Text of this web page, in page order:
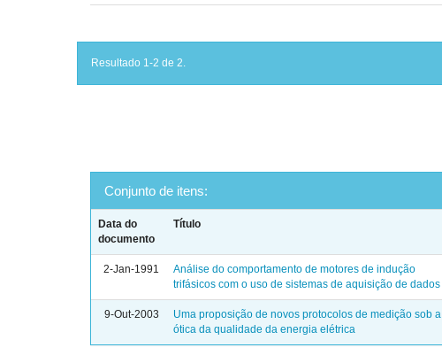
Resultado 1-2 de 2.
Conjunto de itens:
Data do
documento
Título
2-Jan-1991
Análise do comportamento de motores de indução
trifásicos com o uso de sistemas de aquisição de dados
9-Out-2003
Uma proposição de novos protocolos de medição sob a
ótica da qualidade da energia elétrica